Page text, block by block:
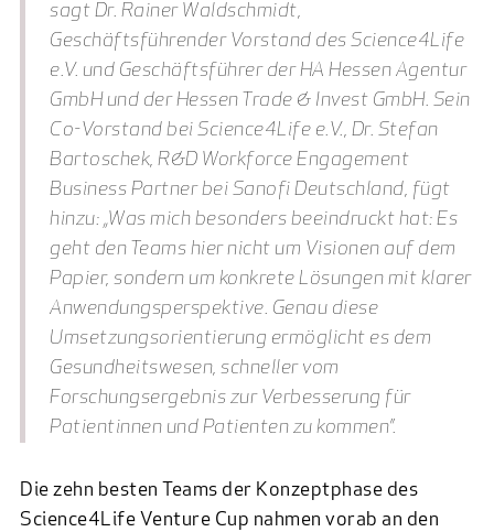
sagt Dr. Rainer Waldschmidt,
Geschäftsführender Vorstand des Science4Life
e.V. und Geschäftsführer der HA Hessen Agentur
GmbH und der Hessen Trade & Invest GmbH. Sein
Co-Vorstand bei Science4Life e.V., Dr. Stefan
Bartoschek, R&D Workforce Engagement
Business Partner bei Sanofi Deutschland, fügt
hinzu: „Was mich besonders beeindruckt hat: Es
geht den Teams hier nicht um Visionen auf dem
Papier, sondern um konkrete Lösungen mit klarer
Anwendungsperspektive. Genau diese
Umsetzungsorientierung ermöglicht es dem
Gesundheitswesen, schneller vom
Forschungsergebnis zur Verbesserung für
Patientinnen und Patienten zu kommen”.
Die zehn besten Teams der Konzeptphase des
Science4Life Venture Cup nahmen vorab an den